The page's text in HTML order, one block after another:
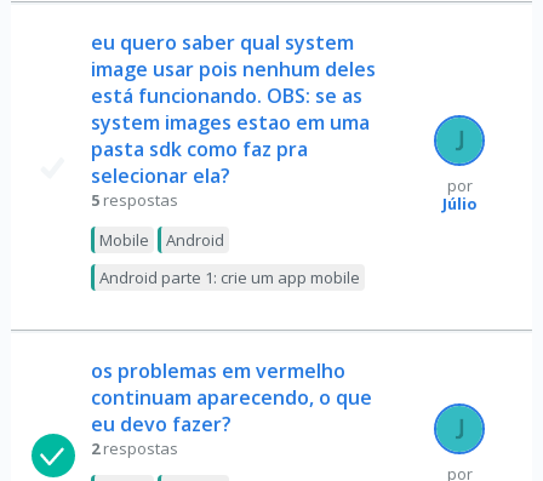
eu quero saber qual system
image usar pois nenhum deles
está funcionando. OBS: se as
system images estao em uma
pasta sdk como faz pra
selecionar ela?
5 respostas
Mobile
Android
Android parte 1: crie um app mobile
por
Júlio
os problemas em vermelho
continuam aparecendo, o que
eu devo fazer?
2 respostas
por